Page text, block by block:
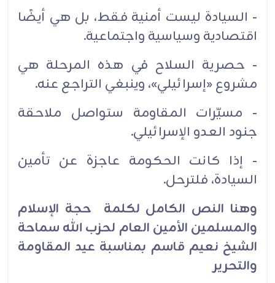
- السيادة ليست أمنية فقط، بل هي أيضًا
اقتصادية وسياسية واجتماعية.
- حصرية السلاح في هذه المرحلة هي
مشروع «إسرائيلي»، وينبغي التراجع عنه.
- مسيّرات المقاومة ستواصل ملاحقة
جنود العدو الإسرائيلي.
- إذا كانت الحكومة عاجزة عن تأمين
السيادة، فلترحل.
وهنا النص الكامل لكلمة حجة الإسلام
والمسلمين الأمين العام لحزب الله سماحة
الشيخ نعيم قاسم بمناسبة عيد المقاومة
والتحرير